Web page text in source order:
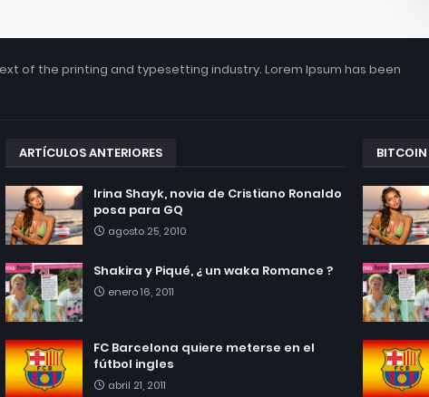
of the printing and typesetting industry. Lorem Ipsum has been
ARTÍCULOS ANTERIORES
Irina Shayk, novia de Cristiano Ronaldo
posa para GQ
agosto 25, 2010
Shakira y Piqué, ¿ un waka Romance ?
enero 16, 2011
FC Barcelona quiere meterse en el
fútbol ingles
abril 21, 2011
BITCOIN